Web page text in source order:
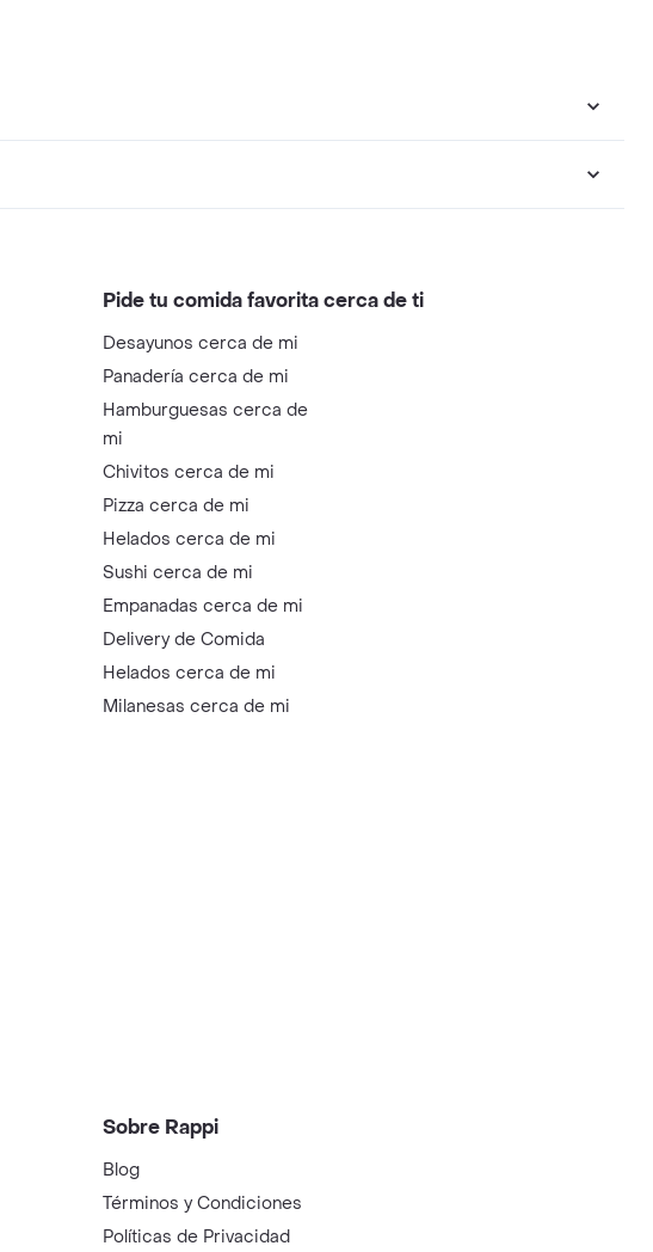
Pide tu comida favorita cerca de ti
Desayunos cerca de mi
Panadería cerca de mi
Hamburguesas cerca de
mi
Chivitos cerca de mi
Pizza cerca de mi
Helados cerca de mi
Sushi cerca de mi
Empanadas cerca de mi
Delivery de Comida
Helados cerca de mi
Milanesas cerca de mi
Sobre Rappi
Blog
Términos y Condiciones
Políticas de Privacidad